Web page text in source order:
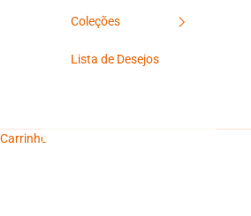
Coleções
Lista de Desejos
Carrinho